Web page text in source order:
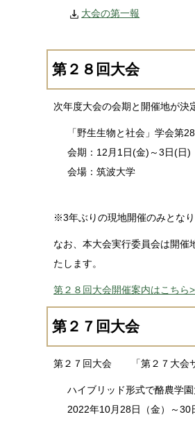
大会の第一報
第２８回大会
次年度大会の会期と開催地が決
「野生生物と社会」学会第
会期：12月1日(金)～3日(日)
会場：筑波大学
※3年ぶりの現地開催のみとなり
なお、本大会実行委員会は開催
たします。
第２８回大会開催案内はこちら
第２７回大会
第２７回大会 「第２７大会サ
ハイブリッド形式で酪農学園
2022年10月28日（金）～30